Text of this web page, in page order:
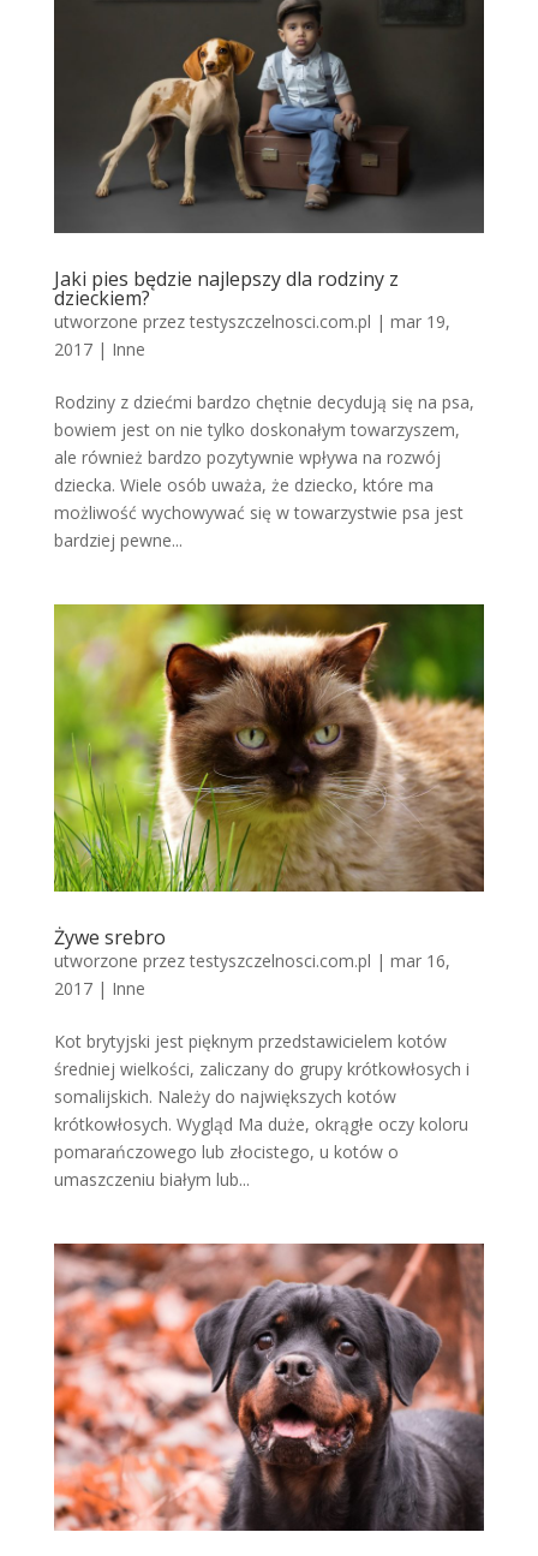
Jaki pies będzie najlepszy dla rodziny z
dzieckiem?
utworzone przeztestyszczelnosci.com.pl | mar 19,
2017| Inne
Rodziny z dziećmi bardzo chętnie decydują się na psa,
bowiem jest on nie tylko doskonałym towarzyszem,
ale również bardzo pozytywnie wpływa na rozwój
dziecka. Wiele osób uważa, że dziecko, które ma
możliwość wychowywać się w towarzystwie psa jest
bardziej pewne...
Żywe srebro
utworzone przeztestyszczelnosci.com.pl | mar 16,
2017| Inne
Kot brytyjski jest pięknym przedstawicielem kotów
średniej wielkości, zaliczany do grupy krótkowłosych i
somalijskich. Należy do największych kotów
krótkowłosych. Wygląd Ma duże, okrągłe oczy koloru
pomarańczowego lub złocistego, u kotów o
umaszczeniu białym lub...